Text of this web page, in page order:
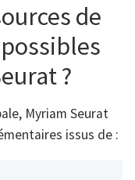
de
?
Myriam Seurat
issus de :